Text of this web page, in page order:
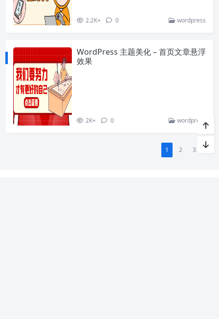
2.2K+ 0 wordpress
WordPress 主题美化 – 首页文章悬浮
效果
2K+ 0 wordpress
1 2 3 »